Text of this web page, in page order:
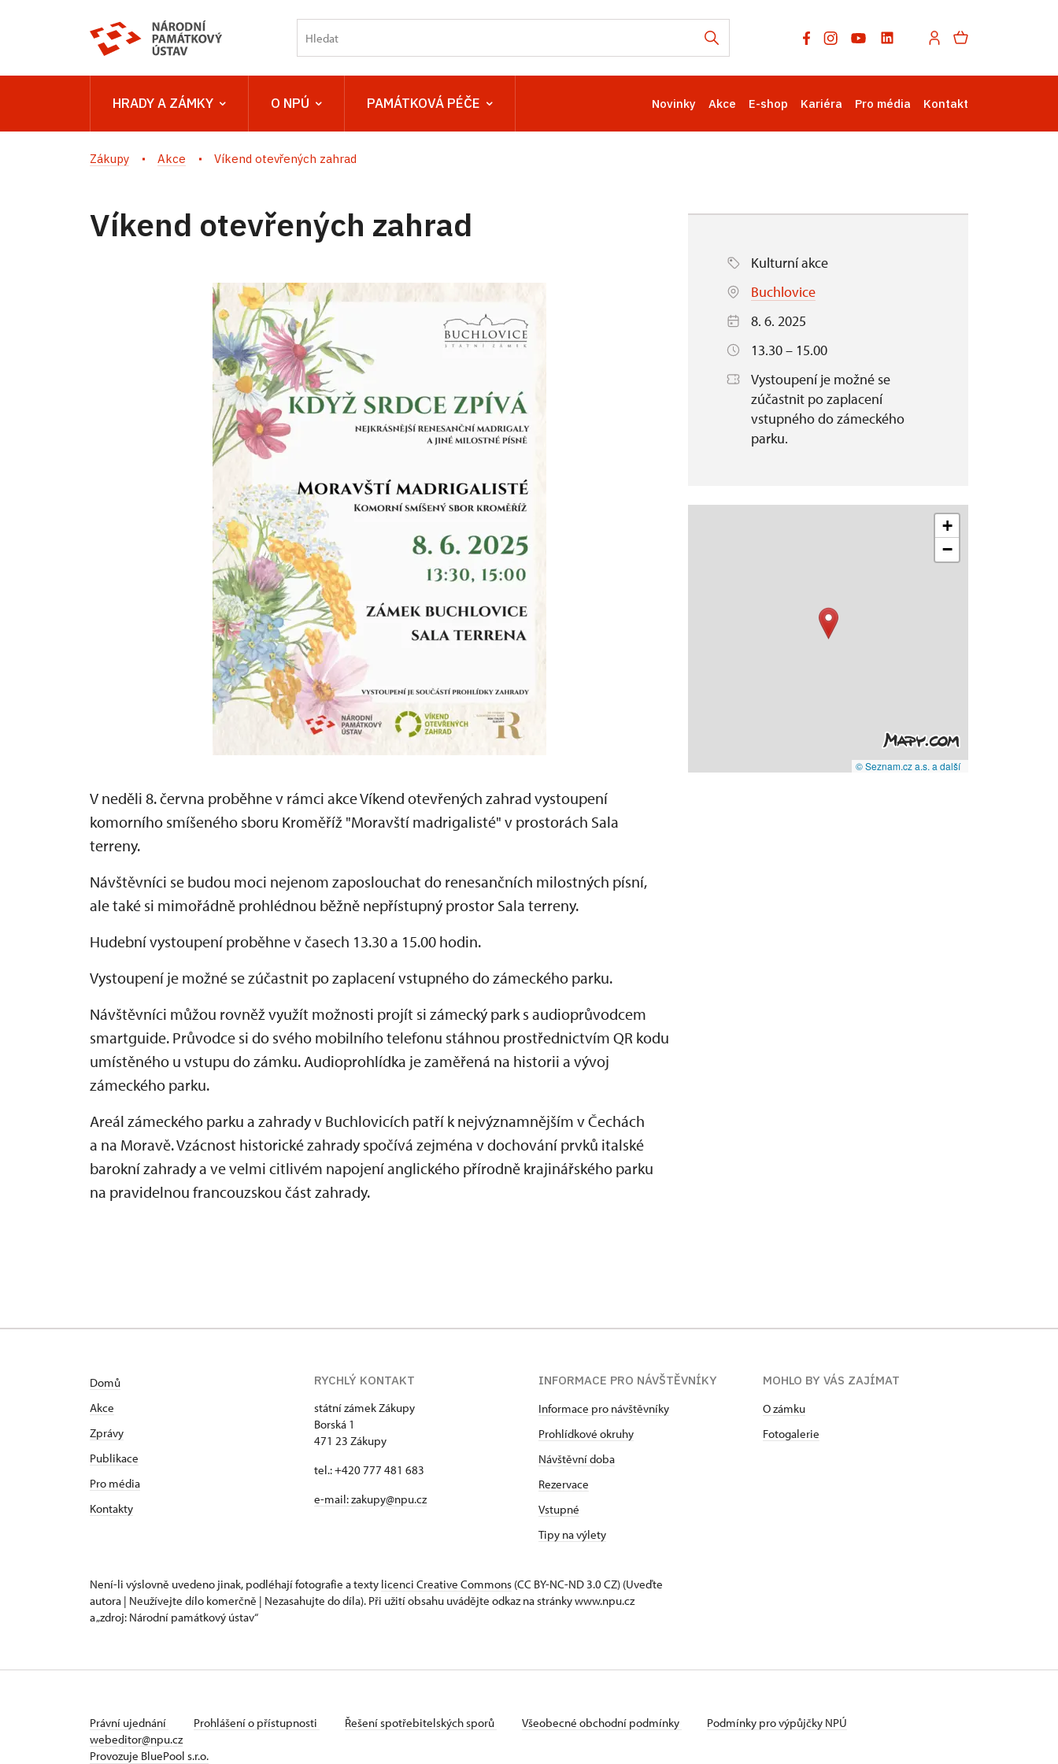
HRADY A ZÁMKY O NPÚ PAMÁTKOVÁ PÉČE Novinky Akce E-shop Kariéra Pro média Kontakt
Zákupy Akce Víkend otevřených zahrad
Víkend otevřených zahrad
V neděli 8. června proběhne v rámci akce Víkend otevřených zahrad vystoupení
komorního smíšeného sboru Kroměříž "Moravští madrigalisté" v prostorách Sala
terreny.
Návštěvníci se budou moci nejenom zaposlouchat do renesančních milostných písní,
ale také si mimořádně prohlédnou běžně nepřístupný prostor Sala terreny.
Hudební vystoupení proběhne v časech 13.30 a 15.00 hodin.
Vystoupení je možné se zúčastnit po zaplacení vstupného do zámeckého parku.
Návštěvníci můžou rovněž využít možnosti projít si zámecký park s audioprůvodcem
smartguide. Průvodce si do svého mobilního telefonu stáhnou prostřednictvím QR kodu
umístěného u vstupu do zámku. Audioprohlídka je zaměřená na historii a vývoj
zámeckého parku.
Areál zámeckého parku a zahrady v Buchlovicích patří k nejvýznamnějším v Čechách
a na Moravě. Vzácnost historické zahrady spočívá zejména v dochování prvků italské
barokní zahrady a ve velmi citlivém napojení anglického přírodně krajinářského parku
na pravidelnou francouzskou část zahrady.
Kulturní akce
Buchlovice
8. 6. 2025
13.30 – 15.00
Vystoupení je možné se
zúčastnit po zaplacení
vstupného do zámeckého
parku.
+
−
© Seznam.cz a.s. a další
Domů
Akce
Zprávy
Publikace
Pro média
Kontakty
RYCHLÝ KONTAKT
státní zámek Zákupy
Borská 1
471 23 Zákupy
tel.: +420 777 481 683
e-mail: zakupy@npu.cz
INFORMACE PRO NÁVŠTĚVNÍKY
Informace pro návštěvníky
Prohlídkové okruhy
Návštěvní doba
Rezervace
Vstupné
Tipy na výlety
MOHLO BY VÁS ZAJÍMAT
O zámku
Fotogalerie
Není-li výslovně uvedeno jinak, podléhají fotografie a texty licenci Creative Commons (CC BY-NC-ND 3.0 CZ) (Uveďte
autora | Neužívejte dílo komerčně | Nezasahujte do díla). Při užití obsahu uvádějte odkaz na stránky www.npu.cz
a „zdroj: Národní památkový ústav“
Právní ujednání Prohlášení o přístupnosti Řešení spotřebitelských sporů Všeobecné obchodní podmínky
Podmínky pro výpůjčky NPÚ
webeditor@npu.cz
Provozuje BluePool s.r.o.